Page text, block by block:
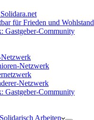
für Frieden und Wohlstand
Gastgeber-Community
Netzwerk
Netzwerk
Gastgeber-Community
Arbeiten